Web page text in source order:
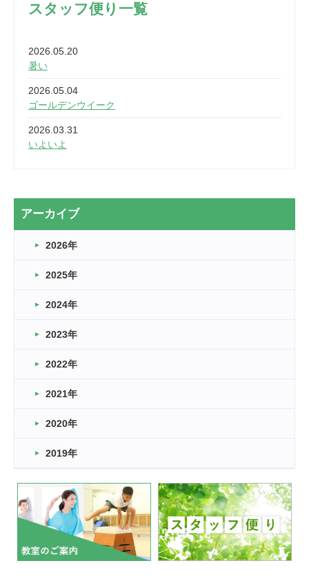
スタッフ便り一覧
2026.05.20
暑い
2026.05.04
ゴールデンウイーク
2026.03.31
いよいよ
2026.03.20
なぎなた
2026.03.16
車いすバスケとRくんのお話
卒業・卒園の季節★
2026.03.11
緑ケ丘体育館
2022.11.03
緑ケ丘体育館
いたっぼーる大会☆彡
緑ケ丘体育館
2022.07.03
市内総合体育大会が開始
緑ケ丘体育館 猪名川運動広場
古池運動広場
アーカイブ
2026年
2025年
2024年
2023年
2022年
2021年
2020年
2019年